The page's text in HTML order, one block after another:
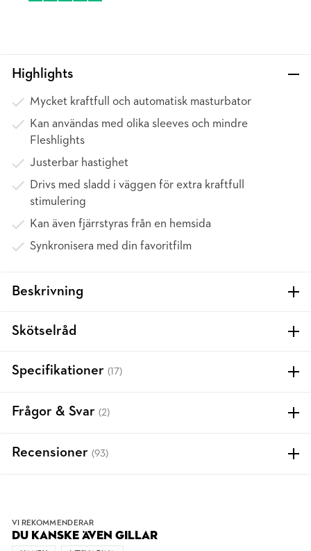
Highlights
Mycket kraftfull och automatisk masturbator
Kan användas med olika sleeves och mindre
Fleshlights
Justerbar hastighet
Drivs med sladd i väggen för extra kraftfull
stimulering
Kan även fjärrstyras från en hemsida
Synkronisera med din favoritfilm
Beskrivning
Skötselråd
Specifikationer (17)
Frågor & Svar (2)
Recensioner (93)
VI REKOMMENDERAR
DU KANSKE ÄVEN GILLAR